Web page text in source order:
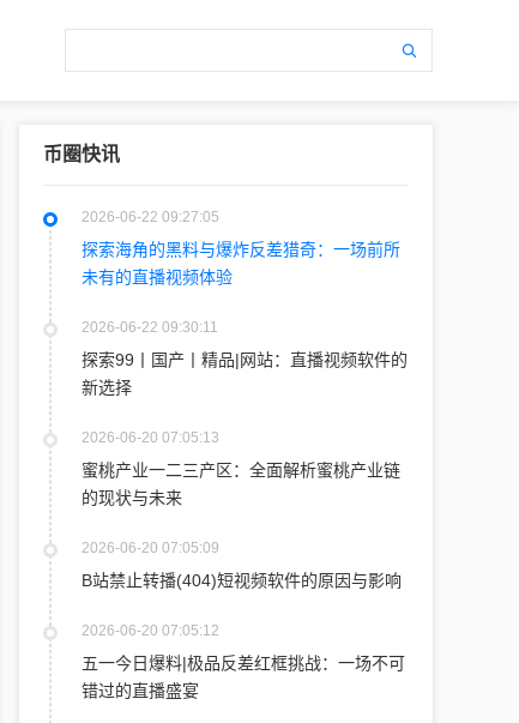
币圈快讯
2026-06-22 09:27:05
探索海角的黑料与爆炸反差猎奇：一场前所
未有的直播视频体验
2026-06-22 09:30:11
探索99丨国产丨精品|网站：直播视频软件的
新选择
2026-06-20 07:05:13
蜜桃产业一二三产区：全面解析蜜桃产业链
的现状与未来
2026-06-20 07:05:09
B站禁止转播(404)短视频软件的原因与影响
2026-06-20 07:05:12
五一今日爆料|极品反差红框挑战：一场不可
错过的直播盛宴